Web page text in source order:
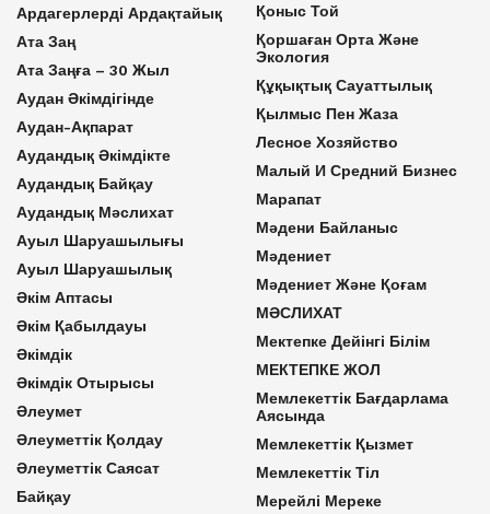
Ардагерлерді Ардақтайық
Ата Заң
Ата Заңға – 30 Жыл
Аудан Әкімдігінде
Аудан-Ақпарат
Аудандық Әкімдікте
Аудандық Байқау
Аудандық Мәслихат
Ауыл Шаруашылығы
Ауыл Шаруашылық
Әкім Аптасы
Әкім Қабылдауы
Әкімдік
Әкімдік Отырысы
Әлеумет
Әлеуметтік Қолдау
Әлеуметтік Саясат
Байқау
Қоныс Той
Қоршаған Орта Және
Экология
Құқықтық Сауаттылық
Қылмыс Пен Жаза
Лесное Хозяйство
Малый И Средний Бизнес
Марапат
Мәдени Байланыс
Мәдениет
Мәдениет Және Қоғам
МӘСЛИХАТ
Мектепке Дейінгі Білім
МЕКТЕПКЕ ЖОЛ
Мемлекеттік Бағдарлама
Аясында
Мемлекеттік Қызмет
Мемлекеттік Тіл
Мерейлі Мереке